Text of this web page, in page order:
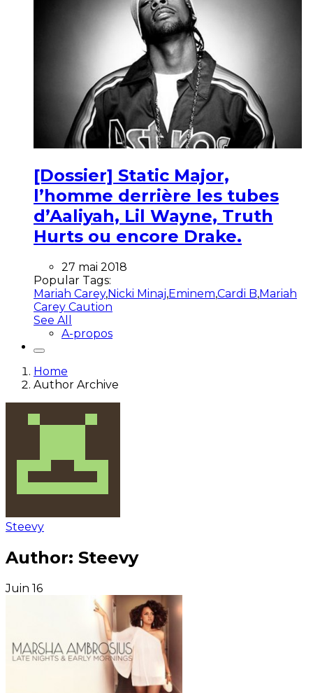
[Dossier] Static Major,
l’homme derrière les tubes
d’Aaliyah, Lil Wayne, Truth
Hurts ou encore Drake.
27 mai 2018
Popular Tags:
Mariah Carey,Nicki Minaj,Eminem,Cardi B,Mariah
Carey Caution
See All
A-propos
Home
Author Archive
Steevy
Author: Steevy
Juin 16